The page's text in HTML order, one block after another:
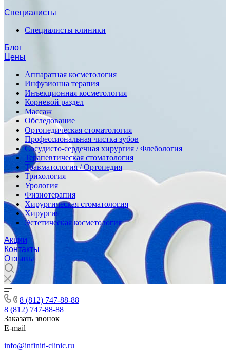
Специалисты
Специалисты клиники
Блог
Цены
Аппаратная косметология
Инфузионна терапия
Инъекционная косметология
Корневой раздел
Массаж
Обследование
Ортопедическая стоматология
Профессиональная чистка зубов
Сосудисто-сердечная хирургия / Флебология
Терапевтическая стоматология
Травматология / Ортопедия
Трихология
Урология
Физиотерапия
Хирургическая стоматология
Хирургия
Эстетическая косметология
Акции
Контакты
Отзывы
8 (812) 747-88-88
8 (812) 747-88-88
Заказать звонок
E-mail
info@infiniti-clinic.ru